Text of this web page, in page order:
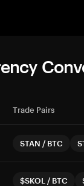
Trade Pairs
STAN / BTC
$SKOL / BTC